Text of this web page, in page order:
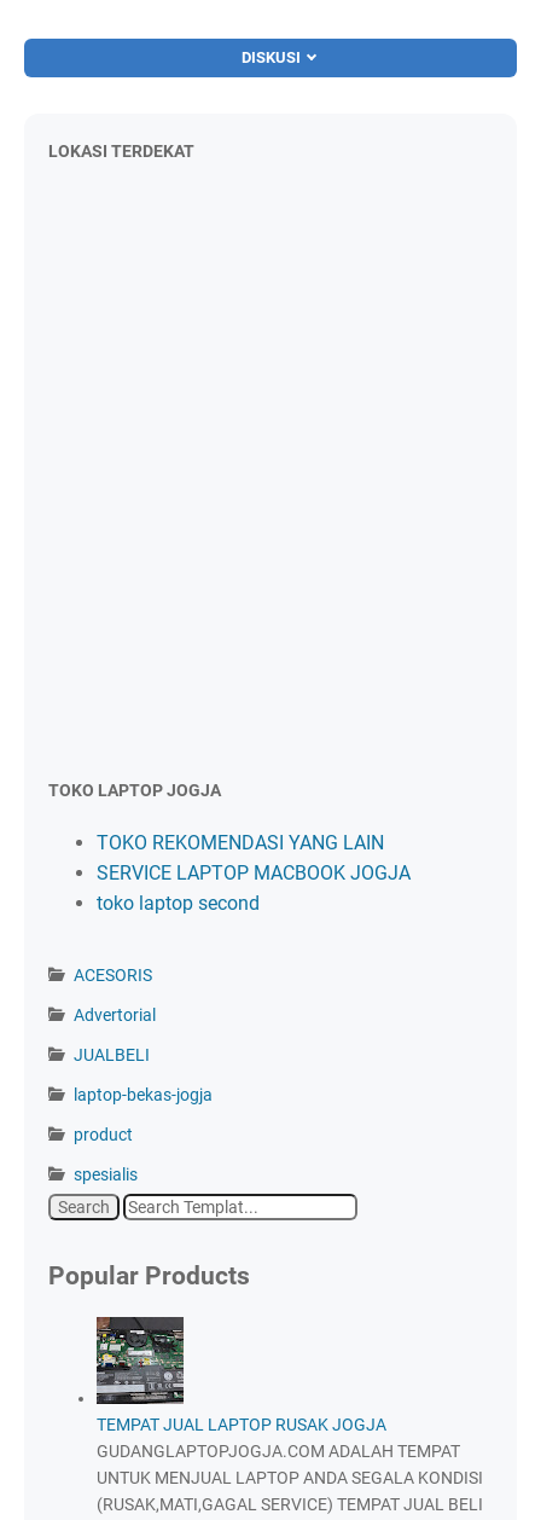
DISKUSI
LOKASI TERDEKAT
TOKO LAPTOP JOGJA
TOKO REKOMENDASI YANG LAIN
SERVICE LAPTOP MACBOOK JOGJA
toko laptop second
ACESORIS
Advertorial
JUALBELI
laptop-bekas-jogja
product
spesialis
Popular Products
TEMPAT JUAL LAPTOP RUSAK JOGJA
GUDANGLAPTOPJOGJA.COM ADALAH TEMPAT
UNTUK MENJUAL LAPTOP ANDA SEGALA KONDISI
(RUSAK,MATI,GAGAL SERVICE) TEMPAT JUAL BELI